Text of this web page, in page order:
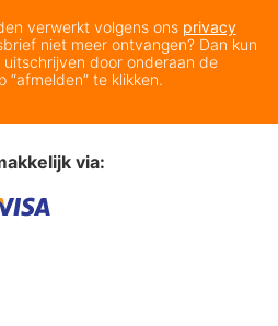
verwerkt volgens ons privacy
niet meer ontvangen? Dan kun
uitschrijven door onderaan de
“afmelden” te klikken.
via: